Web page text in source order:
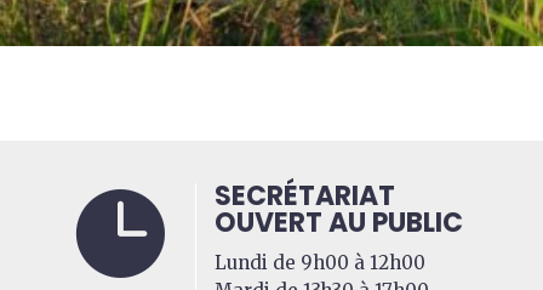
 SECRÉTARIAT
OUVERT AU PUBLIC
Lundi de 9h00 à 12h00